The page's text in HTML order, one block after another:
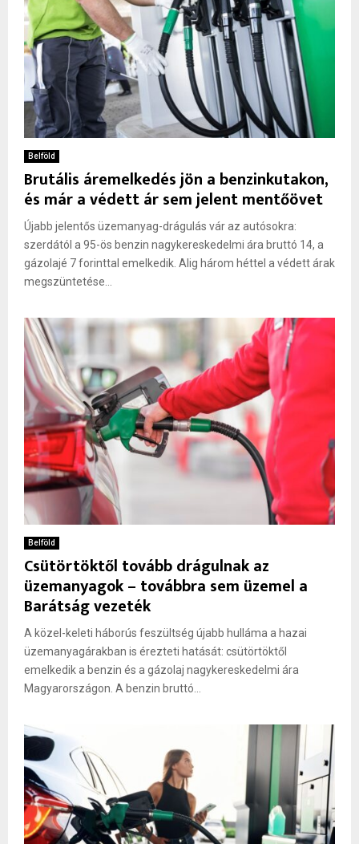
Belföld
Brutális áremelkedés jön a benzinkutakon,
és már a védett ár sem jelent mentőövet
Újabb jelentős üzemanyag-drágulás vár az autósokra:
szerdától a 95-ös benzin nagykereskedelmi ára bruttó 14, a
gázolajé 7 forinttal emelkedik. Alig három héttel a védett árak
megszüntetése...
Belföld
Csütörtöktől tovább drágulnak az
üzemanyagok – továbbra sem üzemel a
Barátság vezeték
A közel-keleti háborús feszültség újabb hulláma a hazai
üzemanyagárakban is érezteti hatását: csütörtöktől
emelkedik a benzin és a gázolaj nagykereskedelmi ára
Magyarországon. A benzin bruttó...